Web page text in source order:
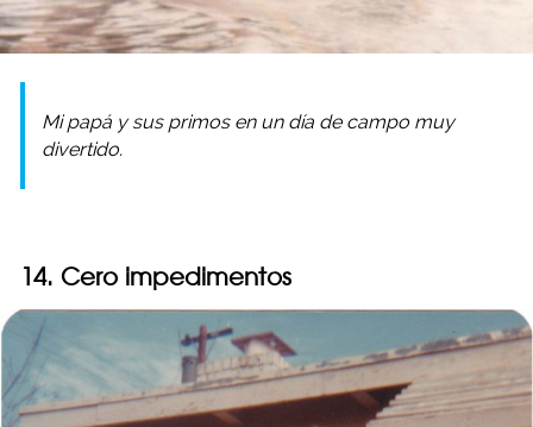
Mi papá y sus primos en un día de campo muy
divertido.
14. Cero impedimentos